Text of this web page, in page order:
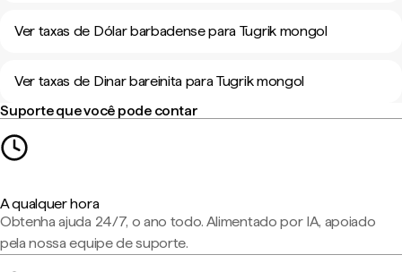
Ver taxas de Dólar barbadense para Tugrik mongol
Ver taxas de Dinar bareinita para Tugrik mongol
Suporte que você pode contar
A qualquer hora
Obtenha ajuda 24/7, o ano todo. Alimentado por IA, apoiado
pela nossa equipe de suporte.